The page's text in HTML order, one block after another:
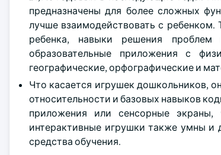
предназначены для более сложных
лучше взаимодействовать с ребенком.
ребенка, навыки решения проблем
образовательные приложения с
географические, орфографические и
Что касается игрушек дошкольников,
относительности и базовых навыков
приложения или сенсорные
интерактивные игрушки также умны и
средства обучения.